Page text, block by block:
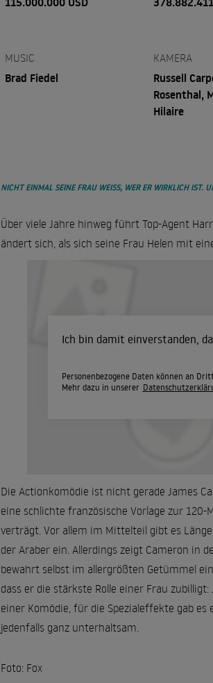
MUSIC
Brad Fiedel
KAMERA
Russell
Rosenthal,
Hilaire
NICHT EINMAL SEINE FRAU WEISS, WER ER WIRKLICH IST.
Über viele Jahre hinweg führt Top-Agent
ändert sich, als sich seine Frau Helen mit
Ich bin damit einverstanden,
Personenbezogene Daten können an
Mehr dazu in unserer
Die Actionkomödie ist nicht gerade James
eine schlichte französische Vorlage zur
verträgt. Vor allem im Mittelteil gibt es
der Araber ein. Allerdings zeigt Cameron in
bewahrt selbst im allergrößten Getümmel
dass er die stärkste Rolle einer Frau
einer Komödie, für die Spezialeffekte gab
jedenfalls ganz unterhaltsam.
Foto: Fox